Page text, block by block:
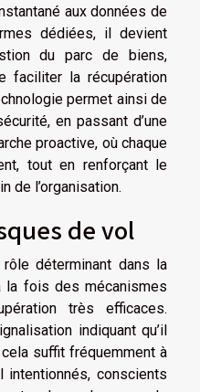
aux données de
dédiées, il devient
du parc de biens,
faciliter la récupération
permet ainsi de
en passant d’une
proactive, où chaque
tout en renforçant le
de l’organisation.
de vol
déterminant dans la
la fois des mécanismes
très efficaces.
indiquant qu’il
suffit fréquemment à
conscients